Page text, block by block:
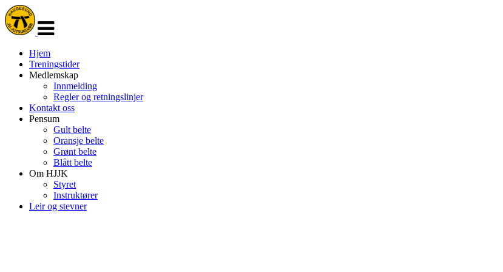
navigasjon
Hjem
Treningstider
Medlemskap
Innmelding
Regler og retningslinjer
Kontakt oss
Pensum
Gult belte
Oransje belte
Grønt belte
Blått belte
Om HJJK
Styret
Instruktører
Leir og stevner